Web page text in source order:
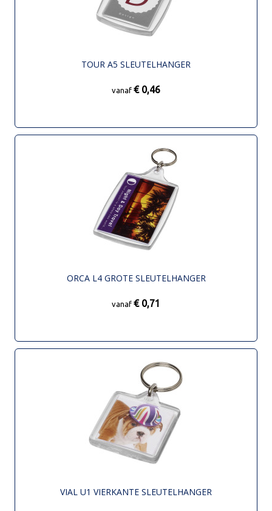
TOUR A5 SLEUTELHANGER
vanaf € 0,46
ORCA L4 GROTE SLEUTELHANGER
vanaf € 0,71
VIAL U1 VIERKANTE SLEUTELHANGER